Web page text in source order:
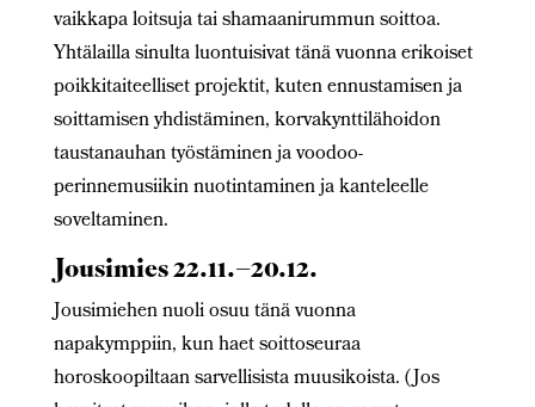
vaikkapa loitsuja tai shamaanirummun soittoa.
Yhtälailla sinulta luontuisivat tänä vuonna erikoiset
poikkitaiteelliset projektit, kuten ennustamisen ja
soittamisen yhdistäminen, korvakynttilähoidon
taustanauhan työstäminen ja voodoo-
perinnemusiikin nuotintaminen ja kanteleelle
soveltaminen.
Jousimies 22.11.–20.12.
Jousimiehen nuoli osuu tänä vuonna
napakymppiin, kun haet soittoseuraa
horoskoopiltaan sarvellisista muusikoista. (Jos